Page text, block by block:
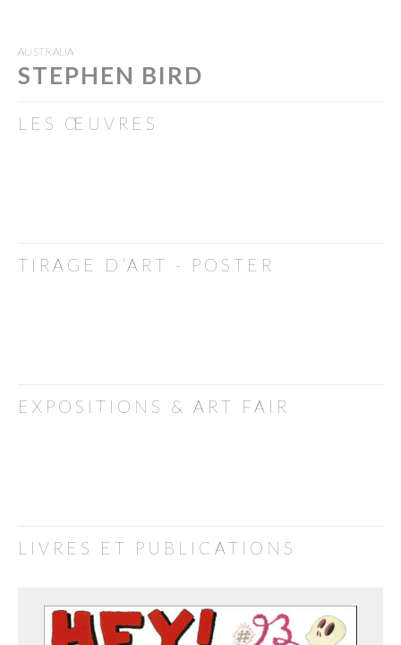
AUSTRALIA
STEPHEN BIRD
LES ŒUVRES
TIRAGE D’ART - POSTER
EXPOSITIONS & ART FAIR
LIVRES ET PUBLICATIONS